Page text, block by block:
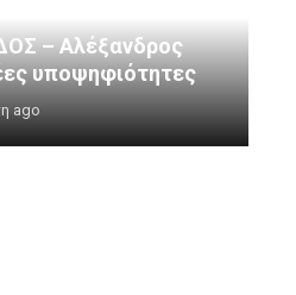
– Αλέξανδρος
υποψηφιότητες
ago